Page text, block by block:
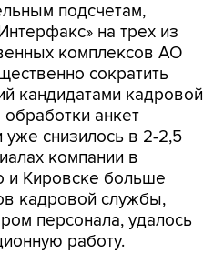
подсчетам,
на трех из
комплексов АО
сократить
кандидатами кадровой
анкет
снизилось в 2-2,5
компании в
и Кировске больше
кадровой службы,
персонала, удалось
работу.